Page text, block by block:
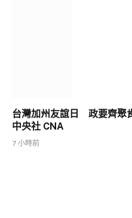
台灣加州友誼日 政要齊聚
中央社 CNA
7 小時前